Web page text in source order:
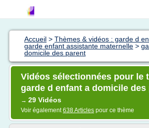
Accueil > Thèmes & vidéos : garde d
garde enfant assistante maternelle >
domicile des parent
Vidéos sélectionnées pour le
garde d enfant a domicile des
→ 29 Vidéos
Voir également638 Articles pour ce thème